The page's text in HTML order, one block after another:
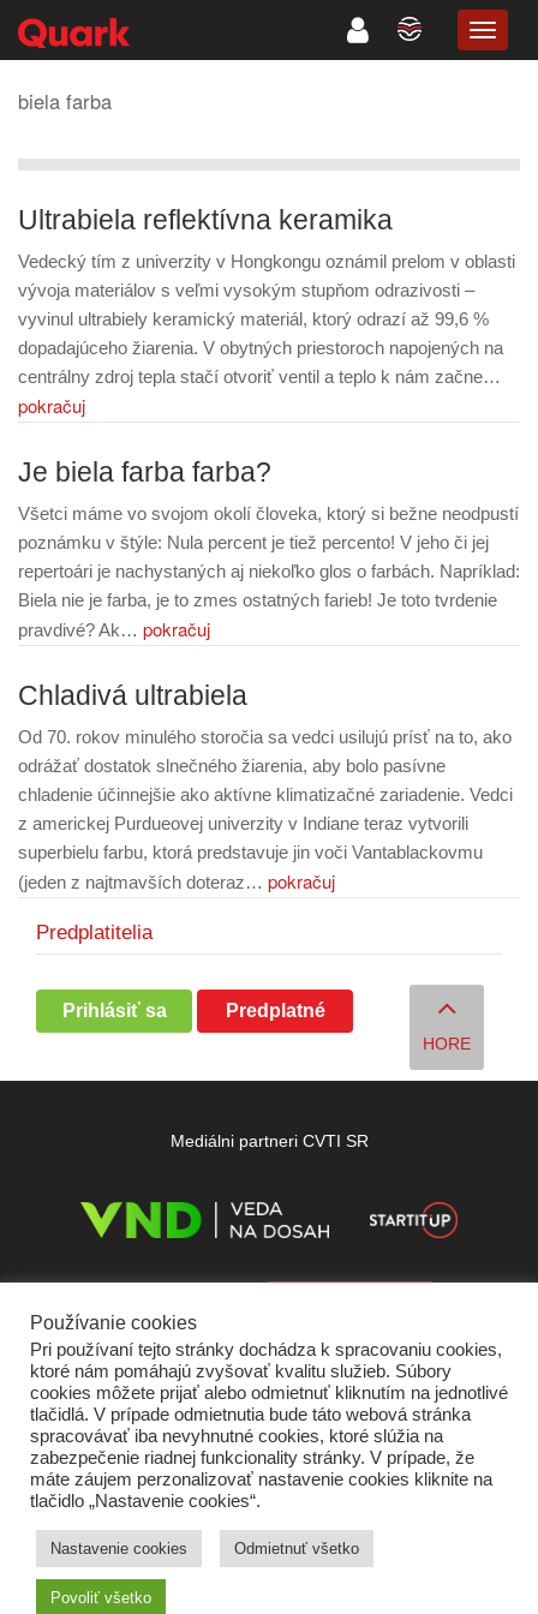
biela farba
Ultrabiela reflektívna keramika
Vedecký tím z univerzity v Hongkongu oznámil prelom v oblasti
vývoja materiálov s veľmi vysokým stupňom odrazivosti –
vyvinul ultrabiely keramický materiál, ktorý odrazí až 99,6 %
dopadajúceho žiarenia. V obytných priestoroch napojených na
centrálny zdroj tepla stačí otvoriť ventil a teplo k nám začne…
pokračuj
Je biela farba farba?
Všetci máme vo svojom okolí človeka, ktorý si bežne neodpustí
poznámku v štýle: Nula percent je tiež percento! V jeho či jej
repertoári je nachystaných aj niekoľko glos o farbách. Napríklad:
Biela nie je farba, je to zmes ostatných farieb! Je toto tvrdenie
pravdivé? Ak… pokračuj
Chladivá ultrabiela
Od 70. rokov minulého storočia sa vedci usilujú prísť na to, ako
odrážať dostatok slnečného žiarenia, aby bolo pasívne
chladenie účinnejšie ako aktívne klimatizačné zariadenie. Vedci
z americkej Purdueovej univerzity v Indiane teraz vytvorili
superbielu farbu, ktorá predstavuje jin voči Vantablackovmu
(jeden z najtmavších doteraz… pokračuj
Predplatitelia
Prihlásiť sa Predplatné
HORE
Mediálni partneri CVTI SR
Domov O nás Kontakt Vydavateľ
Podmienky používania
Ochrana súkromia Štatút súťaží
Partneri
RSS Sitemap
Copyright © 2026 Quark - Magazín o vede a technike
Používanie cookies
Pri používaní tejto stránky dochádza k spracovaniu cookies,
ktoré nám pomáhajú zvyšovať kvalitu služieb. Súbory
cookies môžete prijať alebo odmietnuť kliknutím na jednotlivé
tlačidlá. V prípade odmietnutia bude táto webová stránka
spracovávať iba nevyhnutné cookies, ktoré slúžia na
zabezpečenie riadnej funkcionality stránky. V prípade, že
máte záujem perzonalizovať nastavenie cookies kliknite na
tlačidlo „Nastavenie cookies“.
Nastavenie cookies Odmietnuť všetko
Povoliť všetko